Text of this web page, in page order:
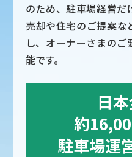
のため、駐車場経営だ
売却や住宅のご提案な
し、オーナーさまの
能です。
日
約
駐車場運